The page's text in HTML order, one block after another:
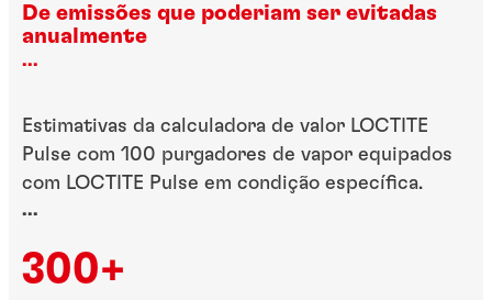
De emissões que poderiam ser evitadas
anualmente
...
Estimativas da calculadora de valor LOCTITE
Pulse com 100 purgadores de vapor equipados
com LOCTITE Pulse em condição específica.
...
300+